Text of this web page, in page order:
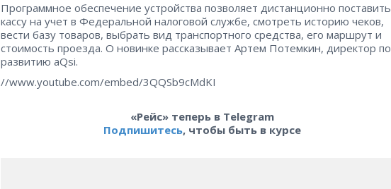
Программное обеспечение устройства позволяет дистанционно поставить
кассу на учет в Федеральной налоговой службе, смотреть историю чеков,
вести базу товаров, выбрать вид транспортного средства, его маршрут и
стоимость проезда. О новинке рассказывает Артем Потемкин, директор по
развитию aQsi.
//www.youtube.com/embed/3QQSb9cMdKI
«Рейс» теперь в Telegram
Подпишитесь, чтобы быть в курсе